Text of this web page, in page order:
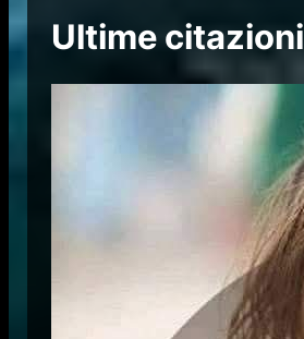
Ultime citazioni